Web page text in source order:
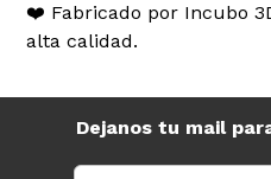
❤️ Fabricado por Incubo
alta calidad.
Dejanos tu mail